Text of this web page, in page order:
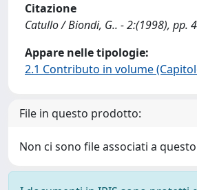
Citazione
Catullo / Biondi, G.. - 2:(1998), pp.
Appare nelle tipologie:
2.1 Contributo in volume
File in questo prodotto:
Non ci sono file associati a